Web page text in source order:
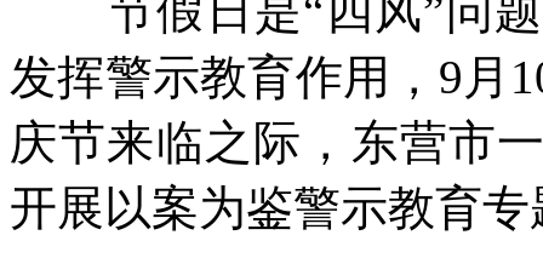
节假日是“四风”问题
发挥警示教育作用，9月
庆节来临之际，东营市
开展以案为鉴警示教育